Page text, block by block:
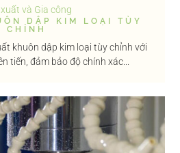
và Gia công
DẬP KIM LOẠI TÙY
CHỈNH
khuôn dập kim loại tùy chỉnh với
tiến, đảm bảo độ chính xác...